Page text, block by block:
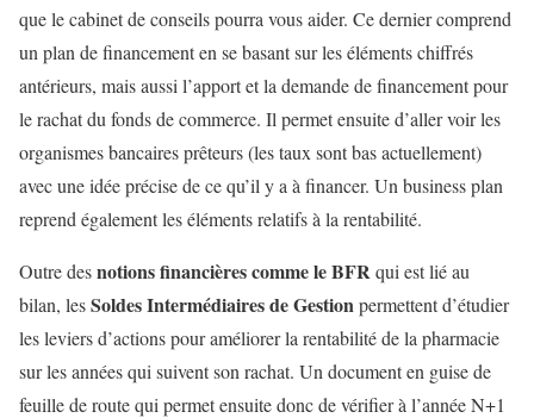
que le cabinet de conseils pourra vous aider. Ce dernier comprend
un plan de financement en se basant sur les éléments chiffrés
antérieurs, mais aussi l’apport et la demande de financement pour
le rachat du fonds de commerce. Il permet ensuite d’aller voir les
organismes bancaires prêteurs (les taux sont bas actuellement)
avec une idée précise de ce qu’il y a à financer. Un business plan
reprend également les éléments relatifs à la rentabilité.
Outre desnotions financières comme le BFRqui est lié au
bilan, lesSoldes Intermédiaires de Gestionpermettent d’étudier
les leviers d’actions pour améliorer la rentabilité de la pharmacie
sur les années qui suivent son rachat. Un document en guise de
feuille de route qui permet ensuite donc de vérifier à l’année N+1